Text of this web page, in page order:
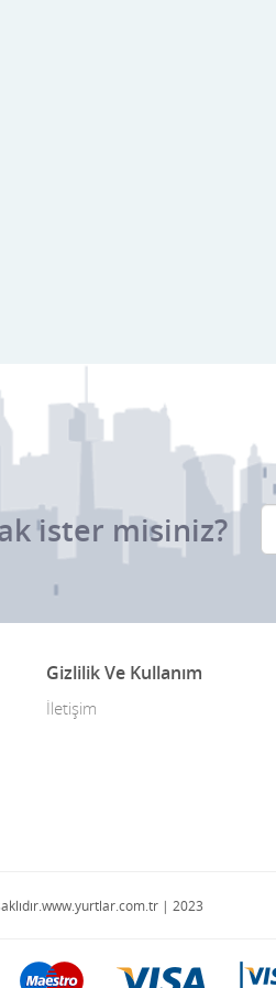
ister misiniz?
Gizlilik Ve Kullanım
İletişim
| 2023